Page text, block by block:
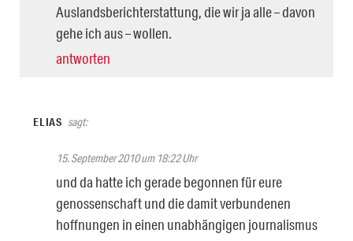
Auslandsberichterstattung, die wir ja alle – davon
gehe ich aus – wollen.
antworten
ELIAS sagt:
15. September 2010 um 18:22 Uhr
und da hatte ich gerade begonnen für eure
genossenschaft und die damit verbundenen
hoffnungen in einen unabhängigen journalismus